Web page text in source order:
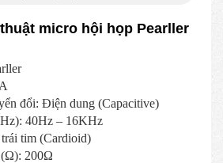
micro hội họp Pearller
đổi: Điện dung (Capacitive)
40Hz – 16KHz
tim (Cardioid)
(Ω): 200Ω